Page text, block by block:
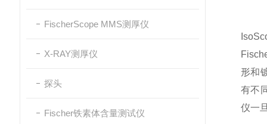
FischerScope MMS测厚仪
X-RAY测厚仪
探头
Fischer铁素体含量测试仪
形和
有不
仪一